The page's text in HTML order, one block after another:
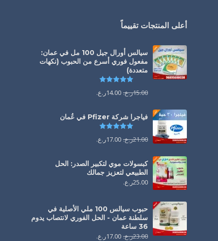
أعلى المنتجات تقييماً
سيالس أورال جيل 100 مل في عمان:
مفعول فوري أسرع من الحبوب (نكهات
متعددة)
15.00ر.ع. 14.00ر.ع.
فياجرا شركة Pfizer في عُمان
21.00ر.ع. 17.00ر.ع.
كبسولات موي لتكبير الصدر: الحل
الطبيعي لتعزيز جمالك
25.00ر.ع.
حبوب سيالس 100 ملي الأصلية في
سلطنة عمان - الحل الفوري لانتصاب يدوم
36 ساعة
23.00ر.ع. 17.00ر.ع.